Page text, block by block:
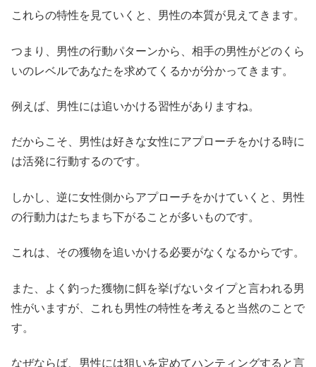
これらの特性を見ていくと、男性の本質が見えてきます。
つまり、男性の行動パターンから、相手の男性がどのくら
いのレベルであなたを求めてくるかが分かってきます。
例えば、男性には追いかける習性がありますね。
だからこそ、男性は好きな女性にアプローチをかける時に
は活発に行動するのです。
しかし、逆に女性側からアプローチをかけていくと、男性
の行動力はたちまち下がることが多いものです。
これは、その獲物を追いかける必要がなくなるからです。
また、よく釣った獲物に餌を挙げないタイプと言われる男
性がいますが、これも男性の特性を考えると当然のことで
す。
なぜならば、男性には狙いを定めてハンティングすると言